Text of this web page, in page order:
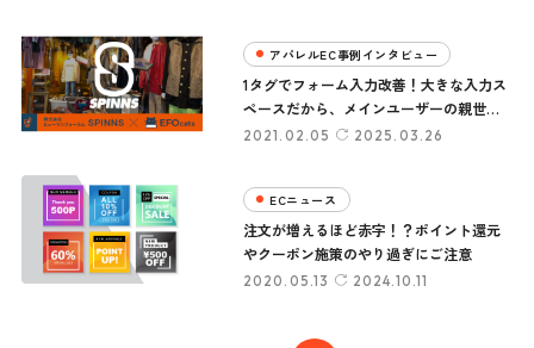
アパレルEC事例インタビュー
2021.02.05 2025.03.26
1タグでフォーム入力改善！大きな入力ス
ペースだから、メインユーザーの親世代
でもラクラク入力。
ECニュース
2020.05.13 2024.10.11
注文が増えるほど赤字！？ポイント還元
やクーポン施策のやり過ぎにご注意